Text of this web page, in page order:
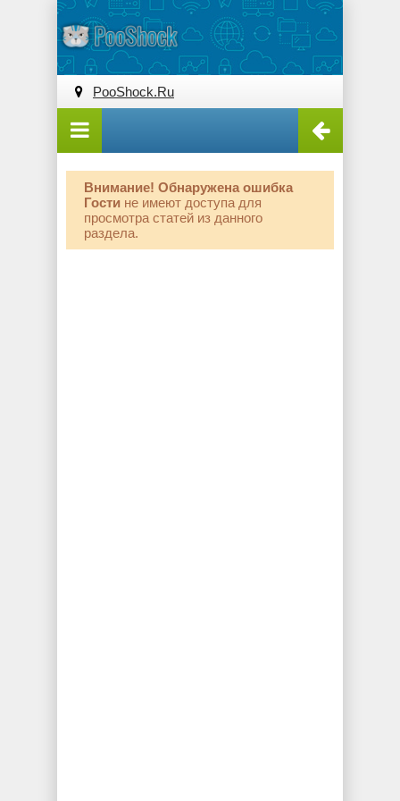
PooShock.Ru
Внимание! Обнаружена ошибка
Гости не имеют доступа для
просмотра статей из данного
раздела.